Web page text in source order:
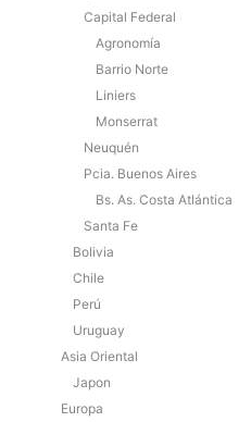
Capital Federal
Agronomía
Barrio Norte
Liniers
Monserrat
Neuquén
Pcia. Buenos Aires
Bs. As. Costa Atlántica
Santa Fe
Bolivia
Chile
Perú
Uruguay
Asia Oriental
Japon
Europa